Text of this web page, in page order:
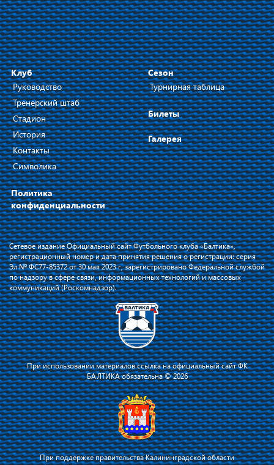
Клуб
Руководство
Тренерский штаб
Стадион
История
Контакты
Символика
Политика
конфиденциальности
Сезон
Турнирная таблица
Билеты
Галерея
Сетевое издание Официальный сайт Футбольного клуба «Балтика»,
регистрационный номер и дата принятия решения о регистрации: серия
Эл № ФС77-85372 от 30 мая 2023 г, зарегистрировано Федеральной службой
по надзору в сфере связи, информационных технологий и массовых
коммуникаций (Роскомнадзор).
При использовании материалов ссылка на официальный сайт ФК
БАЛТИКА обязательна © 2026
При поддержке правительства Калининградской области